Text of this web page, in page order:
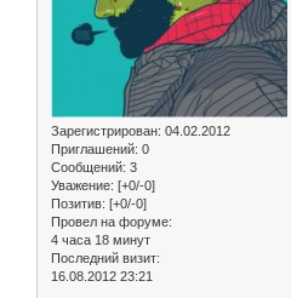
Зарегистрирован: 04.02.2012
Приглашений: 0
Сообщений: 3
Уважение: [+0/-0]
Позитив: [+0/-0]
Провел на форуме:
4 часа 18 минут
Последний визит:
16.08.2012 23:21